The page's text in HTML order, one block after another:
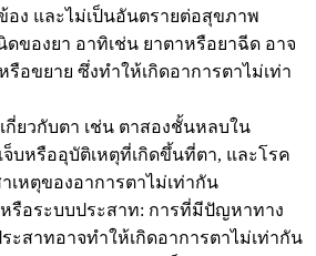
อง และไม่เป็นอันตรายต่อสุขภาพ
ดของยา อาทิเช่น ยาตาหรือยาฉีด อาจ
รือขยาย ซึ่งทำให้เกิดอาการตาไม่เท่า
กี่ยวกับตา เช่น ตาสองชั้นหลบใน
จ็บหรืออุบัติเหตุที่เกิดขึ้นที่ตา, และโรค
เหตุของอาการตาไม่เท่ากัน
รือระบบประสาท: การที่มีปัญหาทาง
ะสาทอาจทำให้เกิดอาการตาไม่เท่ากัน